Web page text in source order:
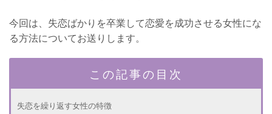
今回は、失恋ばかりを卒業して恋愛を成功させる女性にな
る方法についてお送りします。
この記事の目次
失恋を繰り返す女性の特徴